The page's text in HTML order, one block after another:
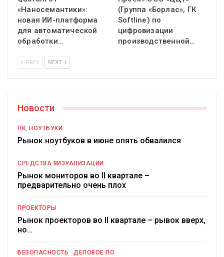
«Наносемантики»:
новая ИИ-платформа
для автоматической
обработки…
(Группа «Борлас», ГК
Softline) по
цифровизации
производственной…
PREV NEXT
Новости
ПК, НОУТБУКИ
Рынок ноутбуков в июне опять обвалился
СРЕДСТВА ВИЗУАЛИЗАЦИИ
Рынок мониторов во II квартале –
предварительно очень плох
ПРОЕКТОРЫ
Рынок проекторов во II квартале – рывок вверх,
но…
БЕЗОПАСНОСТЬ ДЕЛОВОЕ ПО